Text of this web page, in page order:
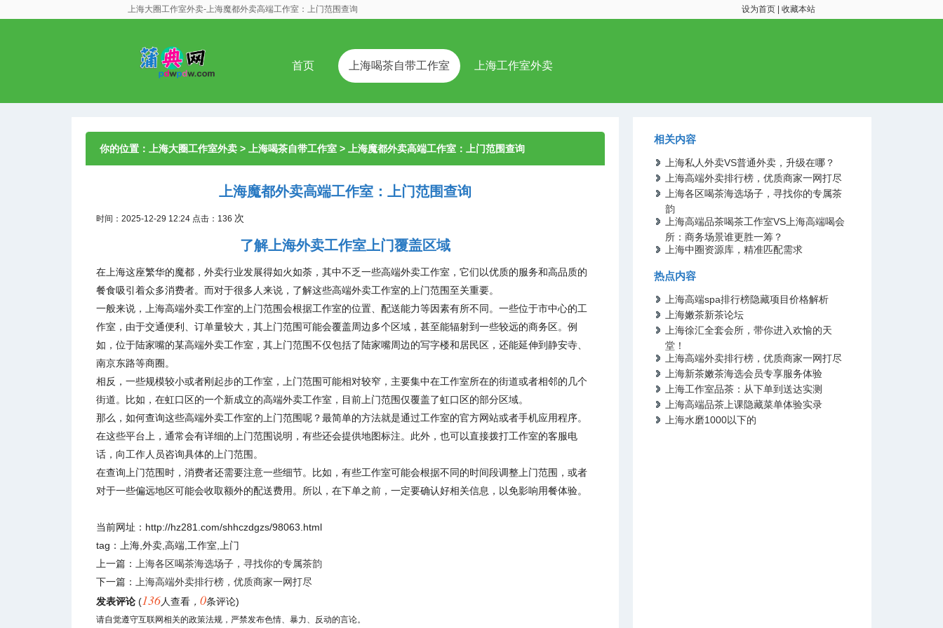
上海大圈工作室外卖-上海魔都外卖高端工作室：上门范围查询 设为首页 收藏本站
首页 上海喝茶自带工作室 上海工作室外卖
你的位置： 上海大圈工作室外卖 > 上海喝茶自带工作室 > 上海魔都外卖高端工作室：上门范围查询
上海魔都外卖高端工作室：上门范围查询
时间：2025-12-29 12:24 点击：136 次
了解上海外卖工作室上门覆盖区域
在上海这座繁华的魔都，外卖行业发展得如火如荼，其中不乏一些高端外卖工作室，它们以优质的服务和高品质的
餐食吸引着众多消费者。而对于很多人来说，了解这些高端外卖工作室的上门范围至关重要。
一般来说，上海高端外卖工作室的上门范围会根据工作室的位置、配送能力等因素有所不同。一些位于市中心的工
作室，由于交通便利、订单量较大，其上门范围可能会覆盖周边多个区域，甚至能辐射到一些较远的商务区。例
如，位于陆家嘴的某高端外卖工作室，其上门范围不仅包括了陆家嘴周边的写字楼和居民区，还能延伸到静安寺、
南京东路等商圈。
相反，一些规模较小或者刚起步的工作室，上门范围可能相对较窄，主要集中在工作室所在的街道或者相邻的几个
街道。比如，在虹口区的一个新成立的高端外卖工作室，目前上门范围仅覆盖了虹口区的部分区域。
那么，如何查询这些高端外卖工作室的上门范围呢？最简单的方法就是通过工作室的官方网站或者手机应用程序。
在这些平台上，通常会有详细的上门范围说明，有些还会提供地图标注。此外，也可以直接拨打工作室的客服电
话，向工作人员咨询具体的上门范围。
在查询上门范围时，消费者还需要注意一些细节。比如，有些工作室可能会根据不同的时间段调整上门范围，或者
对于一些偏远地区可能会收取额外的配送费用。所以，在下单之前，一定要确认好相关信息，以免影响用餐体验。
当前网址：http://hz281.com/shhczdgzs/98063.html
tag：上海,外卖,高端,工作室,上门
上一篇：
上海各区喝茶海选场子，寻找你的专属茶韵
下一篇：
上海高端外卖排行榜，优质商家一网打尽
发表评论 (136人查看 ， 0条评论)
请自觉遵守互联网相关的政策法规，严禁发布色情、暴力、反动的言论。
相关内容
上海私人外卖VS普通外卖，升级在哪？
上海高端外卖排行榜，优质商家一网打尽
上海各区喝茶海选场子，寻找你的专属茶
韵
上海高端品茶喝茶工作室VS上海高端喝会
所：商务场景谁更胜一筹？
上海中圈资源库，精准匹配需求
热点内容
上海高端spa排行榜隐藏项目价格解析
上海嫩茶新茶论坛
上海徐汇全套会所，带你进入欢愉的天
堂！
上海高端外卖排行榜，优质商家一网打尽
上海新茶嫩茶海选会员专享服务体验
上海工作室品茶：从下单到送达实测
上海高端品茶上课隐藏菜单体验实录
上海水磨1000以下的